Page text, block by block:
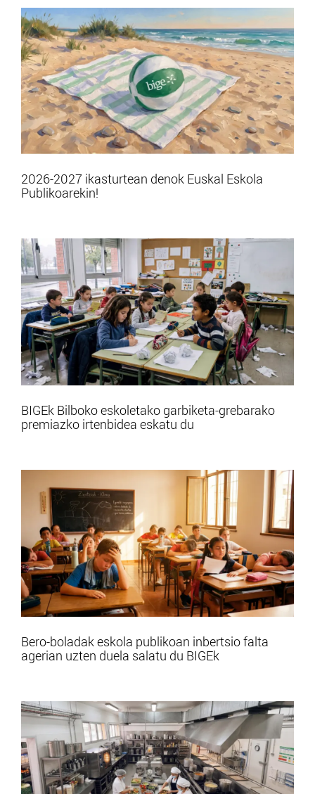
2026-2027 ikasturtean denok Euskal Eskola
Publikoarekin!
BIGEk Bilboko eskoletako garbiketa-grebarako
premiazko irtenbidea eskatu du
Bero-boladak eskola publikoan inbertsio falta
agerian uzten duela salatu du BIGEk